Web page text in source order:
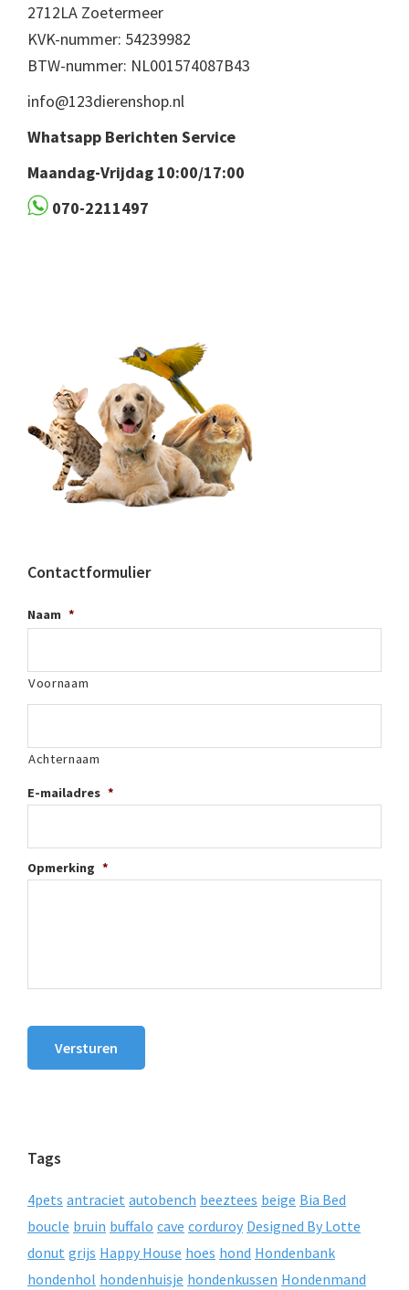
2712LA Zoetermeer
KVK-nummer: 54239982
BTW-nummer: NL001574087B43
info@123dierenshop.nl
Whatsapp Berichten Service
Maandag-Vrijdag 10:00/17:00
070-2211497
Contactformulier
Naam *
Voornaam
Achternaam
E-mailadres *
Opmerking *
Versturen
Tags
4pets antraciet autobench beeztees beige Bia Bed
boucle bruin buffalo cave corduroy Designed By Lotte
donut grijs Happy House hoes hond Hondenbank
hondenhol hondenhuisje hondenkussen Hondenmand